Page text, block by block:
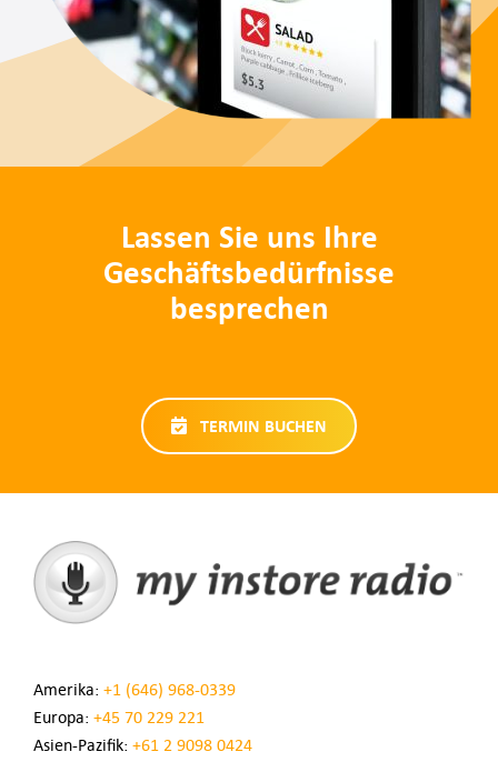
Lassen Sie uns Ihre
Geschäftsbedürfnisse
besprechen
TERMIN BUCHEN
Amerika: +1 (646) 968-0339
Europa: +45 70 229 221
Asien-Pazifik: +61 2 9098 0424